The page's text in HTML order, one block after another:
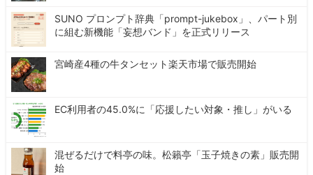
SUNO プロンプト辞典「prompt-jukebox」、パート別
に組む新機能「妄想バンド」を正式リリース
宮崎産4種の牛タンセット楽天市場で販売開始
EC利用者の45.0%に「応援したい対象・推し」がいる
混ぜるだけで料亭の味。松籟亭「玉子焼きの素」販売開
始